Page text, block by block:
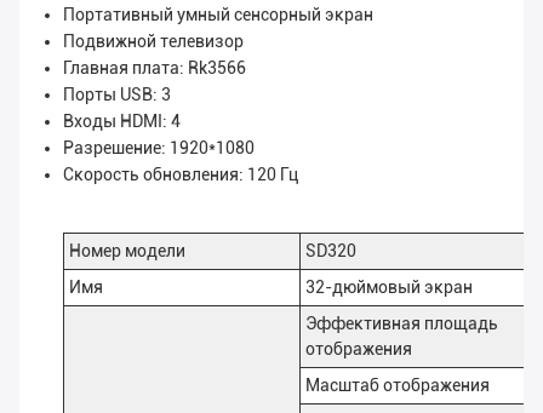
Портативный умный сенсорный экран
Подвижной телевизор
Главная плата: Rk3566
Порты USB: 3
Входы HDMI: 4
Разрешение: 1920*1080
Скорость обновления: 120 Гц
Номер модели
SD320
Имя
32-дюймовый экран
Эффективная площадь
отображения
Масштаб отображения